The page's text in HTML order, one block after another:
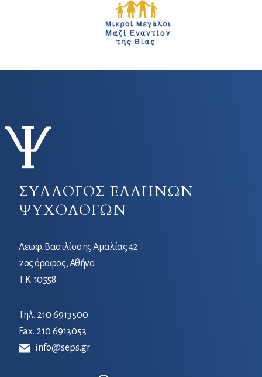
ΣΥΛΛΟΓΟΣ ΕΛΛΗΝΩΝ
ΨΥΧΟΛΟΓΩΝ
Λεωφ. Βασιλίσσης Αμαλίας 42
2ος όροφος, Αθήνα
Τ.Κ. 10558
Τηλ. 210 6913500
Fax. 210 6913053
info@seps.gr